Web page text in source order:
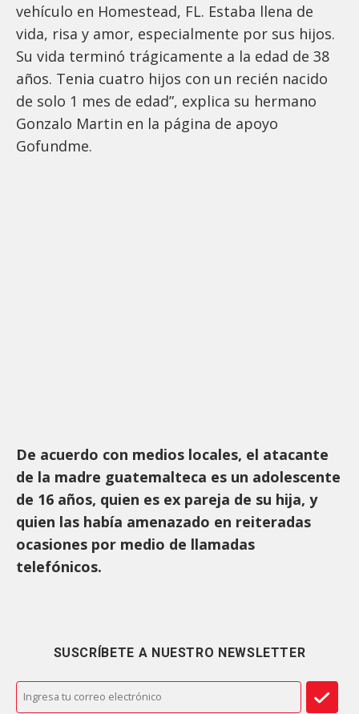
vehículo en Homestead, FL. Estaba llena de
vida, risa y amor, especialmente por sus hijos.
Su vida terminó trágicamente a la edad de 38
años. Tenia cuatro hijos con un recién nacido
de solo 1 mes de edad”, explica su hermano
Gonzalo Martin en la página de apoyo
Gofundme.
De acuerdo con medios locales, el atacante
de la madre guatemalteca es un adolescente
de 16 años, quien es ex pareja de su hija, y
quien las había amenazado en reiteradas
ocasiones por medio de llamadas
telefónicos.
SUSCRÍBETE A NUESTRO NEWSLETTER